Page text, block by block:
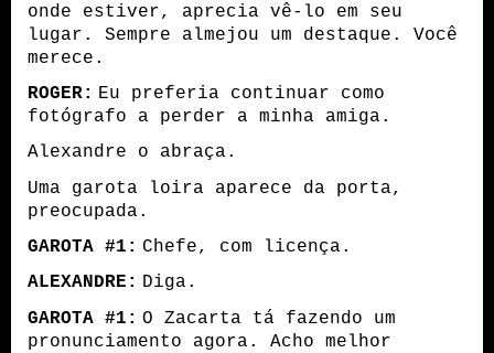
onde estiver, aprecia vê-lo em seu
lugar. Sempre almejou um destaque. Você
merece.
ROGER: Eu preferia continuar como
fotógrafo a perder a minha amiga.
Alexandre o abraça.
Uma garota loira aparece da porta,
preocupada.
GAROTA #1: Chefe, com licença.
ALEXANDRE: Diga.
GAROTA #1: O Zacarta tá fazendo um
pronunciamento agora. Acho melhor